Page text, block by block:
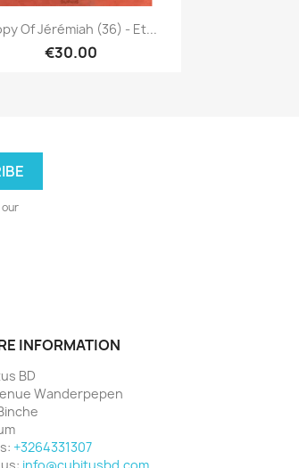
Quick view
Of Jérémiah (36) - Et...
€30.00
INFORMATION
BD
Wanderpepen
+3264331307
info@cubitusbd.com